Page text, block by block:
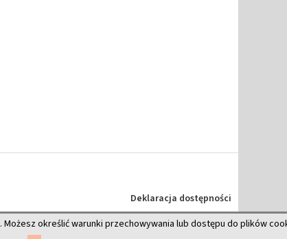
. Możesz określić warunki przechowywania lub dostępu do plików
Deklaracja dostępności